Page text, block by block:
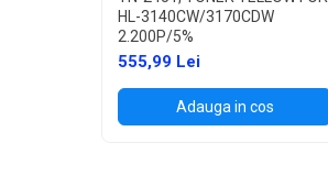
HL-3140CW/3170CDW
2.200P/5%
555,99 Lei
Adauga in cos